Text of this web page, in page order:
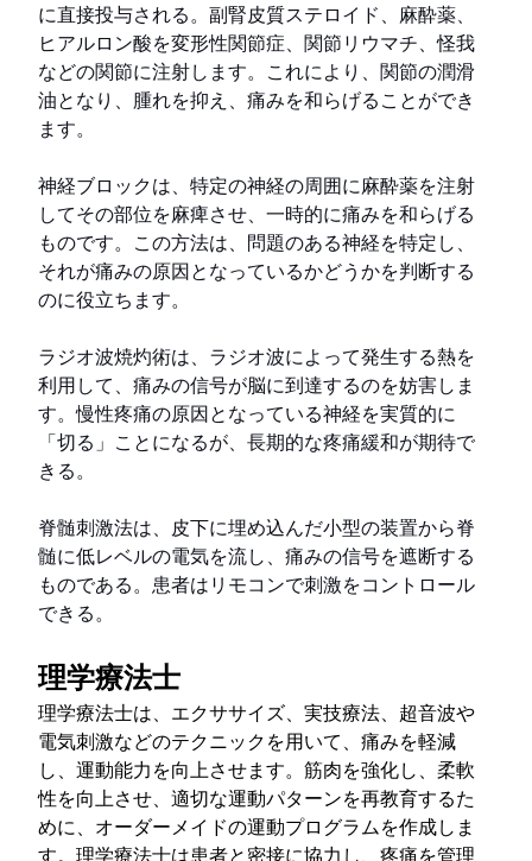
に直接投与される。副腎皮質ステロイド、麻酔薬、
ヒアルロン酸を変形性関節症、関節リウマチ、怪我
などの関節に注射します。これにより、関節の潤滑
油となり、腫れを抑え、痛みを和らげることができ
ます。
神経ブロックは、特定の神経の周囲に麻酔薬を注射
してその部位を麻痺させ、一時的に痛みを和らげる
ものです。この方法は、問題のある神経を特定し、
それが痛みの原因となっているかどうかを判断する
のに役立ちます。
ラジオ波焼灼術は、ラジオ波によって発生する熱を
利用して、痛みの信号が脳に到達するのを妨害しま
す。慢性疼痛の原因となっている神経を実質的に
「切る」ことになるが、長期的な疼痛緩和が期待で
きる。
脊髄刺激法は、皮下に埋め込んだ小型の装置から脊
髄に低レベルの電気を流し、痛みの信号を遮断する
ものである。患者はリモコンで刺激をコントロール
できる。
理学療法士
理学療法士は、エクササイズ、実技療法、超音波や
電気刺激などのテクニックを用いて、痛みを軽減
し、運動能力を向上させます。筋肉を強化し、柔軟
性を向上させ、適切な運動パターンを再教育するた
めに、オーダーメイドの運動プログラムを作成しま
す。理学療法士は患者と密接に協力し、疼痛を管理